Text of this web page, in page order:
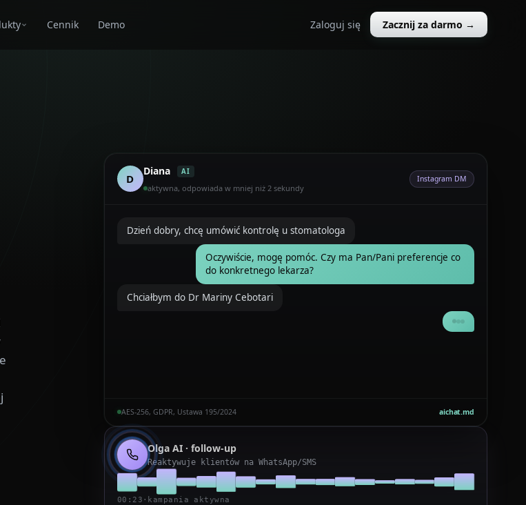
Cennik Demo Zaloguj się Zacznij za darmo →
D
Diana AI
aktywna, odpowiada w mniej niż 2 sekundy
Instagram DM
Dzień dobry, chcę umówić kontrolę u stomatologa
Oczywiście, mogę pomóc. Czy ma Pan/Pani preferencje co
do konkretnego lekarza?
Chciałbym do Dr Mariny Cebotari
Świetnie. Jutro 14:30 lub czwartek 11:00. Pasuje?
AES-256, GDPR, Ustawa 195/2024 aichat.md
Olga AI · follow-up
Reaktywuje klientów na WhatsApp/SMS
00:23 · kampania aktywna